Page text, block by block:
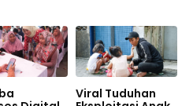
Viral Tuduhan